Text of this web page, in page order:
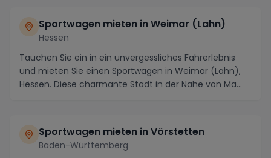
Sportwagen mieten in Weimar (Lahn)
Hessen
Tauchen Sie ein in ein unvergessliches Fahrerlebnis
und mieten Sie einen Sportwagen in Weimar (Lahn),
Hessen. Diese charmante Stadt in der Nähe von Ma...
Sportwagen mieten in Vörstetten
Baden-Württemberg